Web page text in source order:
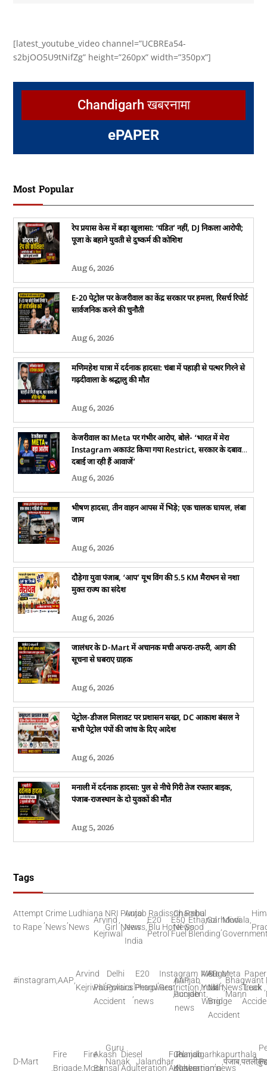
[latest_youtube_video channel=”UCBREa54-
s2bjOO5U9tNifZg” height=”260px” width=”350px”]
Chandigarh खबरनामा
ePAPER
Most Popular
रेप प्रयास केस में बड़ा खुलासा: ‘पंडित’ नहीं, DJ निकला आरोपी;
पूजा के बहाने युवती से दुष्कर्म की कोशिश
Aug 6, 2026
E-20 पेट्रोल पर केजरीवाल का केंद्र सरकार पर हमला, रिसर्च रिपोर्ट
सार्वजनिक करने की चुनौती
Aug 6, 2026
मणिमहेश यात्रा में दर्दनाक हादसा: चंबा में पहाड़ी से पत्थर गिरने से
गढ़दीवाला के श्रद्धालु की मौत
Aug 6, 2026
केजरीवाल का Meta पर गंभीर आरोप, बोले- ‘भारत में मेरा
Instagram अकाउंट किया गया Restrict, सरकार के दबाव में
दबाई जा रही हैं आवाजें’
Aug 6, 2026
भीषण हादसा, तीन वाहन आपस में भिड़े; एक चालक घायल, लंबा
जाम
Aug 6, 2026
दौड़ेगा युवा पंजाब, ‘आप’ यूथ विंग की 5.5 KM मैराथन से नशा
मुक्त राज्य का संदेश
Aug 6, 2026
जालंधर के D-Mart में अचानक मची अफरा-तफरी, आग की
सूचना से घबराए ग्राहक
Aug 6, 2026
पेट्रोल-डीजल मिलावट पर प्रशासन सख्त, DC आकाश बंसल ने
सभी पेट्रोल पंपों की जांच के दिए आदेश
Aug 6, 2026
मनाली में दर्दनाक हादसा: पुल से नीचे गिरी तेज रफ्तार बाइक,
पंजाब-राजस्थान के दो युवकों की मौत
Aug 5, 2026
Tags
Attempt
to Rape
Crime
News
Ludhiana
News
,
NRI
Girl
Punjab
News
,
Radisson
Blu Hotel
,
Rahul
Sood
Arvind
Kejriwal
,
Auto
News
India
,
E20
Petrol
,
E50
Fuel
,
Ethanol
Blending
Modi
Chamba
News
,Garhdiwala
#instagram,AAP
Arvind
Kejriwal
Delhi
Politics
E20
Petrol
Instagram
Restriction
,
Meta
India
,
Meta
News
,
Paper
Leak
Phagwara
Accident
Phagwara
news
,
punjab
accident
news
Sugar
Mill
Bridge
Accident
,
Truck
AAP
Punjab
,
AAP
Youth
Wing
,
Bhagwant
Mann
D-Mart
Fire
Brigade
Fire
Mock,
Guru
Nanak
,
Jalandhar
,
Punjab
News
Akash
Bansal
,
Diesel
Adulteration
,
Fuel
Adulteration
kapurthala
news
,
Chandigarh
Khabernama
,पंजाब,